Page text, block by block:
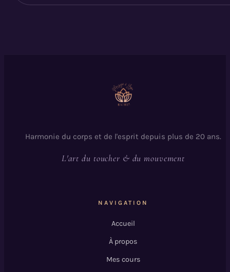
Harmonie du corps et de l'esprit depuis plus de 20 ans.
L'art du toucher & du mouvement
NAVIGATION
Accueil
À propos
Mes cours